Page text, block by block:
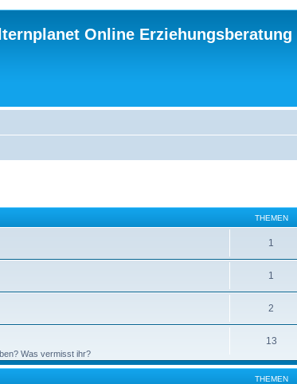
Online Erziehungsberatung
THEMEN
1
1
2
Was vermisst ihr?
13
THEMEN